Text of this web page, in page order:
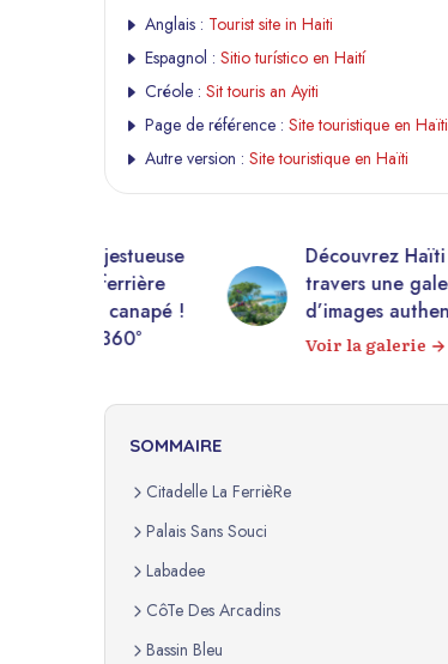
Anglais : Tourist site in Haiti
Espagnol : Sitio turístico en Haití
Créole : Sit touris an Ayiti
Page de référence : Site touristique en Haïti
Autre version : Site touristique en Haïti
Découvrez Haïti à
travers une galerie
d’images authentiques.
Voir la galerie
SOMMAIRE
Citadelle La FerrièRe
Palais Sans Souci
Labadee
CôTe Des Arcadins
Bassin Bleu